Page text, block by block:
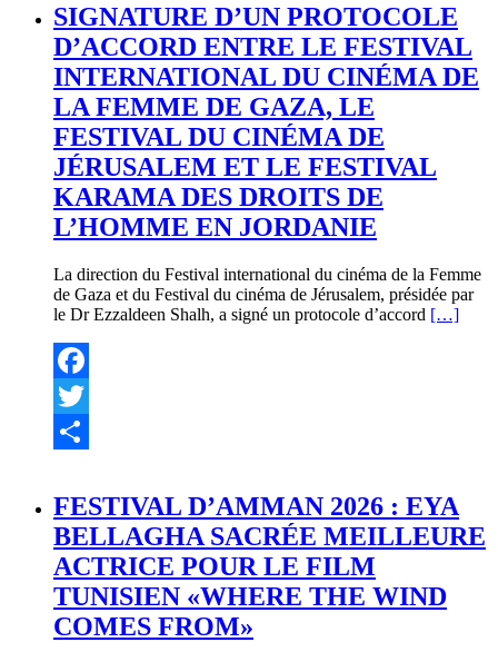
SIGNATURE D’UN PROTOCOLE
D’ACCORD ENTRE LE FESTIVAL
INTERNATIONAL DU CINÉMA DE
LA FEMME DE GAZA, LE
FESTIVAL DU CINÉMA DE
JÉRUSALEM ET LE FESTIVAL
KARAMA DES DROITS DE
L’HOMME EN JORDANIE
La direction du Festival international du cinéma de la Femme
de Gaza et du Festival du cinéma de Jérusalem, présidée par
le Dr Ezzaldeen Shalh, a signé un protocole d’accord […]
Facebook
Twitter
FESTIVAL D’AMMAN 2026 : EYA
BELLAGHA SACRÉE MEILLEURE
ACTRICE POUR LE FILM
TUNISIEN «WHERE THE WIND
COMES FROM»